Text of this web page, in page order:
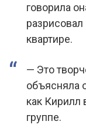
говорила
квартире.
— Это
объясняла
как Кирилл
группе.